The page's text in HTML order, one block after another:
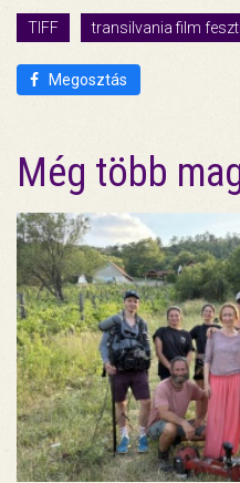
TIFF transilvania film
Megosztás
Még több